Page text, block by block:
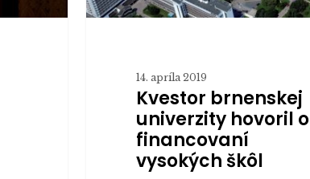
14. apríla 2019
Kvestor brnenskej
univerzity hovoril o
financovaní
vysokých škôl